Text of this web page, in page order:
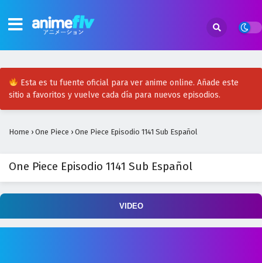
Esta es tu fuente oficial para ver anime online. Añade este
sitio a favoritos y vuelve cada día para nuevos episodios.
Home › One Piece › One Piece Episodio 1141 Sub Español
One Piece Episodio 1141 Sub Español
VIDEO
Eps 1159 - April 30, 2026
Eps 1156 - April 30, 2026